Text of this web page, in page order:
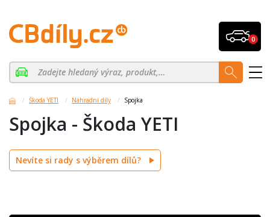
0
Škoda YETI Náhradní díly Spojka
Spojka - Škoda YETI
Nevíte si rady s výběrem dílů?